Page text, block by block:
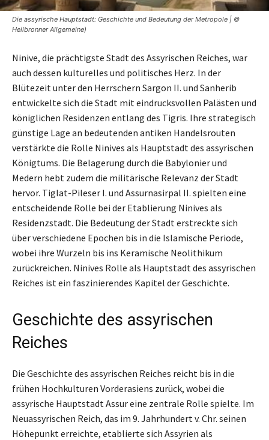
Die assyrische Hauptstadt: Geschichte und Bedeutung der Metropole | ©
Heilbronner Allgemeine)
Ninive, die prächtigste Stadt des Assyrischen Reiches, war
auch dessen kulturelles und politisches Herz. In der
Blütezeit unter den Herrschern Sargon II. und Sanherib
entwickelte sich die Stadt mit eindrucksvollen Palästen und
königlichen Residenzen entlang des Tigris. Ihre strategisch
günstige Lage an bedeutenden antiken Handelsrouten
verstärkte die Rolle Ninives als Hauptstadt des assyrischen
Königtums. Die Belagerung durch die Babylonier und
Medern hebt zudem die militärische Relevanz der Stadt
hervor. Tiglat-Pileser I. und Assurnasirpal II. spielten eine
entscheidende Rolle bei der Etablierung Ninives als
Residenzstadt. Die Bedeutung der Stadt erstreckte sich
über verschiedene Epochen bis in die Islamische Periode,
wobei ihre Wurzeln bis ins Keramische Neolithikum
zurückreichen. Ninives Rolle als Hauptstadt des assyrischen
Reiches ist ein faszinierendes Kapitel der Geschichte.
Geschichte des assyrischen
Reiches
Die Geschichte des assyrischen Reiches reicht bis in die
frühen Hochkulturen Vorderasiens zurück, wobei die
assyrische Hauptstadt Assur eine zentrale Rolle spielte. Im
Neuassyrischen Reich, das im 9. Jahrhundert v. Chr. seinen
Höhepunkt erreichte, etablierte sich Assyrien als